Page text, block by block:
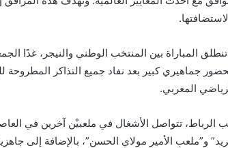
جماهيري كبير بعد نفاد جميع التذاكر المطروحة
المغربي.
تتواصل الأشغال في ملعبيْن آخرين في
و”ملعب الأمير مولاي الحسن”، بالإضافة إلى